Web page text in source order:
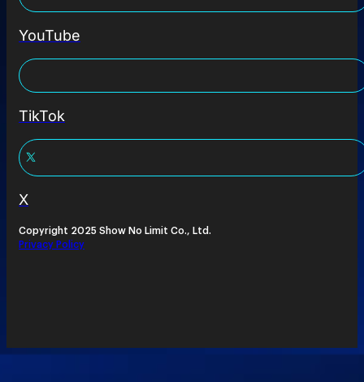
YouTube
TikTok
X
Copyright 2025 Show No Limit Co., Ltd.
Privacy Policy